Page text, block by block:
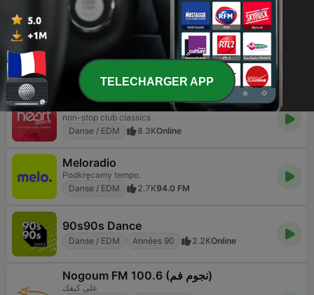
O melhor Mix de São Paulo
Pop / Top 40
35.8K106.3 FM
Chilltrax
The world's chillout channel
Danse / EDM
8.7K Online
Heart Dance
non-stop club classics
Danse / EDM
8.3KOnline
Meloradio
Podkręcamy tempo.
Danse / EDM
2.7K94.0 FM
90s90s Dance
Danse / EDM Années 90 2.2KOnline
Nogoum FM 100.6 (نجوم فم)
على كيفك
TELECHARGER APP